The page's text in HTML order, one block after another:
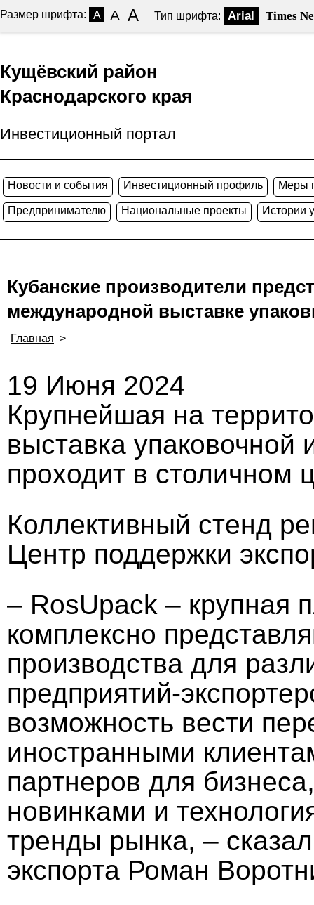
Размер шрифта: A A A Тип шрифта: Arial Times
Кущёвский район
Краснодарского края
Инвестиционный портал
Новости и события Инвестиционный профиль Меры
Предпринимателю Национальные проекты Истории
Кубанские производители
международной выставке
Главная >
19 Июня 2024
Крупнейшая на
выставка упаковочной
проходит в столичном
Коллективный стенд
Центр поддержки
– RosUpack – крупная
комплексно
производства для
предприятий-
возможность вести
иностранными
партнеров для
новинками и
тренды рынка, –
экспорта Роман